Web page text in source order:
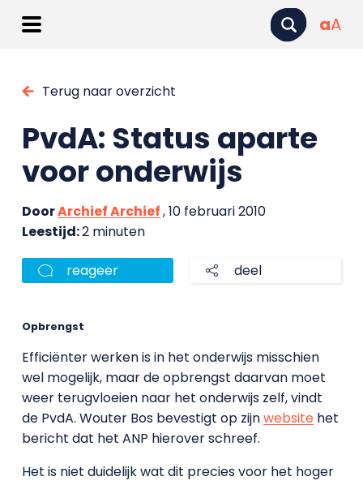
aA
Terug naar overzicht
PvdA: Status aparte
voor onderwijs
DoorArchief Archief, 10 februari 2010
Leestijd:2 minuten
reageer deel
Opbrengst
Efficiënter werken is in het onderwijs misschien
wel mogelijk, maar de opbrengst daarvan moet
weer terugvloeien naar het onderwijs zelf, vindt
de PvdA. Wouter Bos bevestigt op zijnwebsitehet
bericht dat het ANP hierover schreef.
Het is niet duidelijk wat dit precies voor het hoger